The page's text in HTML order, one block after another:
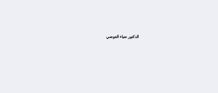
الدكتور ضياء العوضي